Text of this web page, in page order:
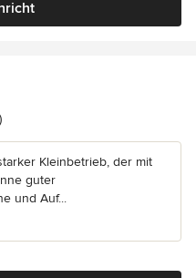
5 Sternen
Kleinbetrieb, der mit
guter
und Auf...